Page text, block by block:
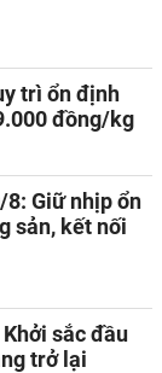
trì ổn định
đồng/kg
8: Giữ nhịp ổn
sản, kết nối
sắc đầu
trở lại